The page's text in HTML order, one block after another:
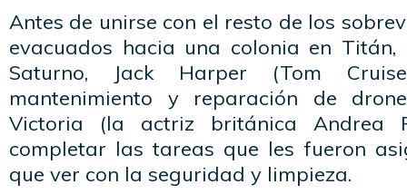
Antes de unirse con el resto de los
evacuados hacia una colonia en
Saturno, Jack Harper (Tom
mantenimiento y reparación de
Victoria (la actriz británica Andrea
completar las tareas que les fueron
que ver con la seguridad y limpieza.